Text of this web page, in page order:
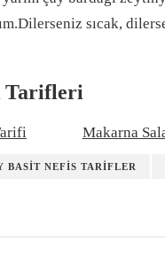
sıcak,
Tarifleri
Makarna
BASIT NEFIS TARIFLER